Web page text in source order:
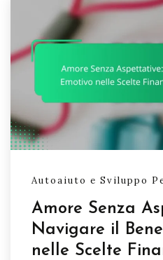
Autoaiuto e Sviluppo
Amore Senza
Navigare il
nelle Scelte